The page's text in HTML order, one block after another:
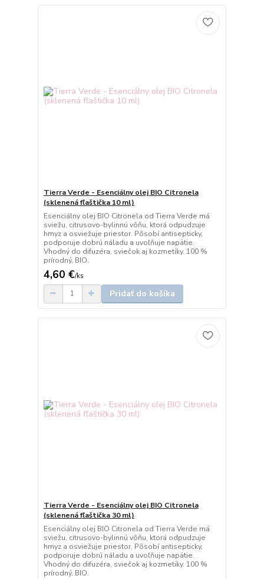
Tierra Verde - Esenciálny olej BIO Citronela
(sklenená fľaštička 10 ml)
Esenciálny olej BIO Citronela od Tierra Verde má
sviežu, citrusovo-bylinnú vôňu, ktorá odpudzuje
hmyz a osviežuje priestor. Pôsobí antisepticky,
podporuje dobrú náladu a uvoľňuje napätie.
Vhodný do difuzéra, sviečok aj kozmetiky. 100 %
prírodný, BIO.
4,60 €/ks
Pridať do košíka
Tierra Verde - Esenciálny olej BIO Citronela
(sklenená fľaštička 30 ml)
Esenciálny olej BIO Citronela od Tierra Verde má
sviežu, citrusovo-bylinnú vôňu, ktorá odpudzuje
hmyz a osviežuje priestor. Pôsobí antisepticky,
podporuje dobrú náladu a uvoľňuje napätie.
Vhodný do difuzéra, sviečok aj kozmetiky. 100 %
prírodný, BIO.